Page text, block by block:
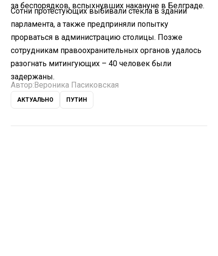
за беспорядков, вспыхнувших накануне в Белграде.
Сотни протестующих выбивали стекла в здании
парламента, а также предприняли попытку
прорваться в администрацию столицы. Позже
сотрудникам правоохранительных органов удалось
разогнать митингующих – 40 человек были
задержаны.
Автор:Вероника Пасиковская
АКТУАЛЬНО ПУТИН